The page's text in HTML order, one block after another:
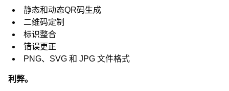
静态和动态QR码生成
二维码定制
标识整合
错误更正
PNG、SVG 和 JPG 文件格式
利弊。